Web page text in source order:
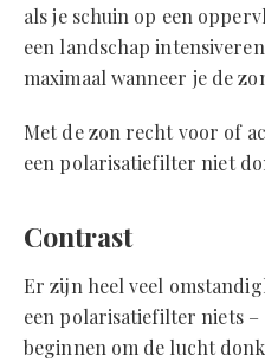
als je schuin op een
een landschap
maximaal wanneer je de
Met de zon recht voor of
een polarisatiefilter niet
Contrast
Er zijn heel veel
een polarisatiefilter niets
beginnen om de lucht